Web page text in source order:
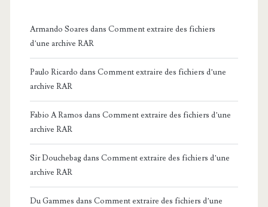
Armando Soares dans Comment extraire des fichiers
d’une archive RAR
Paulo Ricardo dans Comment extraire des fichiers d’une
archive RAR
Fabio A Ramos dans Comment extraire des fichiers d’une
archive RAR
Sir Douchebagdans Comment extraire des fichiers d’une
archive RAR
Du Gammes dans Comment extraire des fichiers d’une